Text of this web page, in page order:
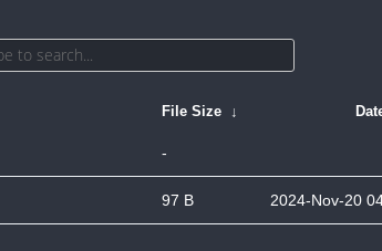
File Size ↓
-
97 B 2024-Nov-20